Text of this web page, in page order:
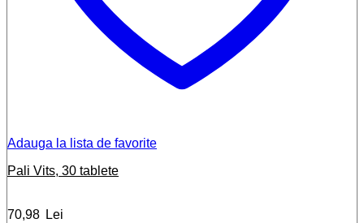
Adauga la lista de favorite
Pali Vits, 30 tablete
70,98 Lei